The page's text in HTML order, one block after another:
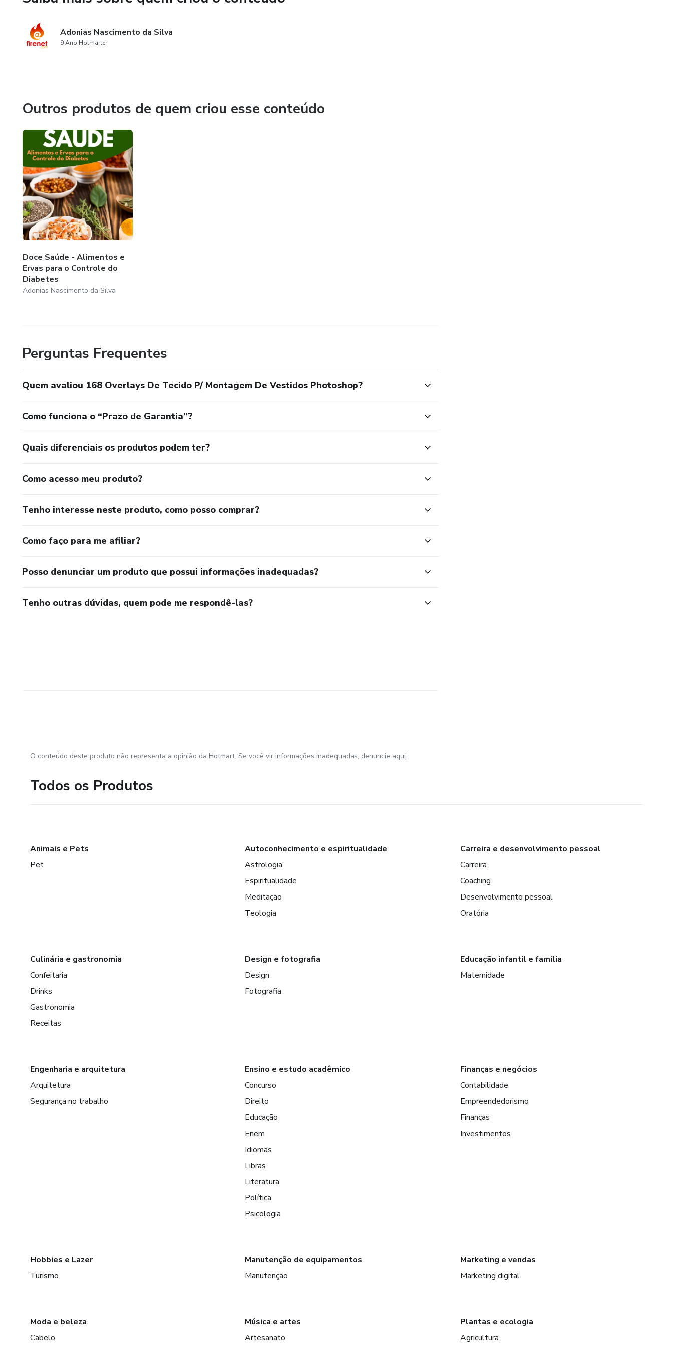
Adonias Nascimento da Silva
9 Ano Hotmarter
Outros produtos de quem criou esse conteúdo
Doce Saúde - Alimentos e
Ervas para o Controle do
Diabetes
Adonias Nascimento da Silva
Perguntas Frequentes
Quem avaliou 168 Overlays De Tecido P/ Montagem De Vestidos Photoshop?
Como funciona o “Prazo de Garantia”?
Quais diferenciais os produtos podem ter?
Como acesso meu produto?
Tenho interesse neste produto, como posso comprar?
Como faço para me afiliar?
Posso denunciar um produto que possui informações inadequadas?
Tenho outras dúvidas, quem pode me respondê-las?
O conteúdo deste produto não representa a opinião da Hotmart. Se você vir informações inadequadas, denuncie aqui
Todos os Produtos
Animais e Pets
Pet
Autoconhecimento e espiritualidade
Astrologia
Espiritualidade
Meditação
Teologia
Carreira e desenvolvimento pessoal
Carreira
Coaching
Desenvolvimento pessoal
Oratória
Culinária e gastronomia
Confeitaria
Drinks
Gastronomia
Receitas
Design e fotografia
Design
Fotografia
Educação infantil e família
Maternidade
Engenharia e arquitetura
Arquitetura
Segurança no trabalho
Ensino e estudo acadêmico
Concurso
Direito
Educação
Enem
Idiomas
Libras
Literatura
Política
Psicologia
Finanças e negócios
Contabilidade
Empreendedorismo
Finanças
Investimentos
Hobbies e Lazer
Turismo
Manutenção de equipamentos
Manutenção
Marketing e vendas
Marketing digital
Moda e beleza
Cabelo
Música e artes
Artesanato
Plantas e ecologia
Agricultura